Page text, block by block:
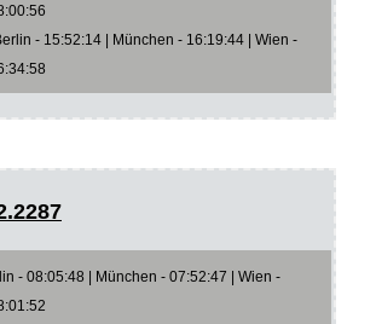
- 15:52:14 | München - 16:19:44 | Wien -
- 08:05:48 | München - 07:52:47 | Wien -